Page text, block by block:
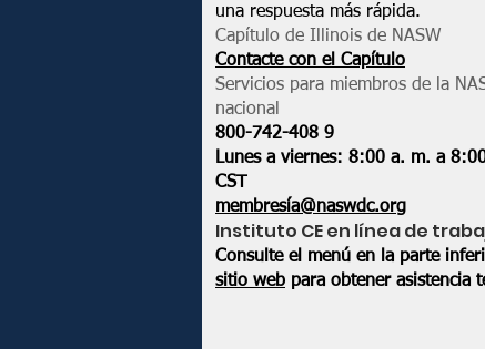
una respuesta más rápida.
Capítulo de Illinois de NASW
Contacte con el Capítulo
Servicios para miembros de la
nacional
800-742-408 9
Lunes a viernes: 8:00 a. m. a
CST
membresía@naswdc.org
Instituto CE en línea de
Consulte el menú en la parte
sitio web para obtener asistencia